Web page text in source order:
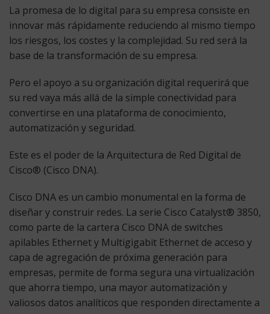
La promesa de lo digital para su empresa consiste en
innovar más rápidamente reduciendo al mismo tiempo
los riesgos, los costes y la complejidad. Su red será la
base de la transformación de su empresa.
Pero el apoyo a su organización digital requerirá que
su red vaya más allá de la simple conectividad para
convertirse en una plataforma de conocimiento,
automatización y seguridad.
Este es el poder de la Arquitectura de Red Digital de
Cisco® (Cisco DNA).
Cisco DNA es un cambio monumental en la forma de
diseñar y construir redes. La serie Cisco Catalyst® 3850,
como parte de la cartera Cisco DNA de switches
apilables Ethernet y Multigigabit Ethernet de acceso y
capa de agregación de próxima generación para
empresas, permite de forma segura una virtualización
que ahorra tiempo, una mayor automatización y
valiosos datos analíticos que responden directamente a